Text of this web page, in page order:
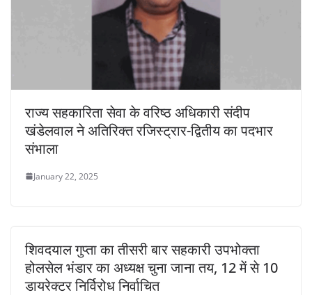
राज्य सहकारिता सेवा के वरिष्ठ अधिकारी संदीप
खंडेलवाल ने अतिरिक्त रजिस्ट्रार-द्वितीय का पदभार
संभाला
January 22, 2025
शिवदयाल गुप्ता का तीसरी बार सहकारी उपभोक्ता
होलसेल भंडार का अध्यक्ष चुना जाना तय, 12 में से 10
डायरेक्टर निर्विरोध निर्वाचित